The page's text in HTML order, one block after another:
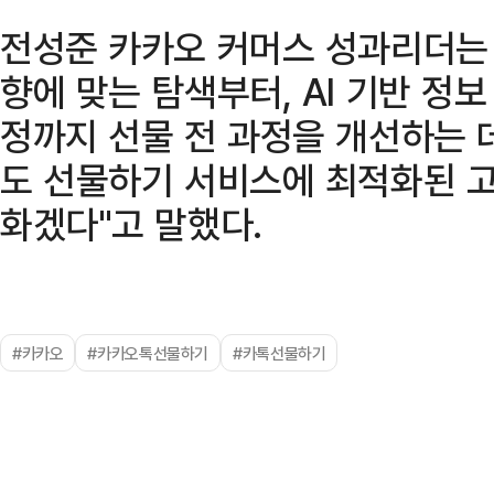
전성준 카카오 커머스 성과리더
향에 맞는 탐색부터, AI 기반 정
정까지 선물 전 과정을 개선하는
도 선물하기 서비스에 최적화된
화겠다"고 말했다.
#카카오 #카카오톡선물하기 #카톡선물하기